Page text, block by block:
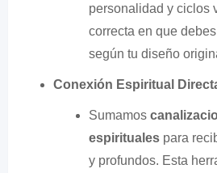
personalidad y ciclos
correcta en que
según tu diseño
Conexión Espiritual
Sumamos
espirituales para
y profundos. Esta